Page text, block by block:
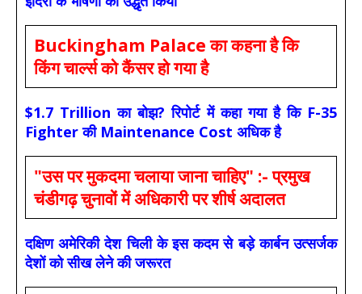
Buckingham Palace का कहना है कि
किंग चार्ल्स को कैंसर हो गया है
$1.7 Trillion का बोझ? रिपोर्ट में कहा गया है कि F-35
Fighter की Maintenance Cost अधिक है
"उस पर मुकदमा चलाया जाना चाहिए" :- प्रमुख
चंडीगढ़ चुनावों में अधिकारी पर शीर्ष अदालत
दक्षिण अमेरिकी देश चिली के इस कदम से बड़े कार्बन उत्सर्जक
देशों को सीख लेने की जरूरत